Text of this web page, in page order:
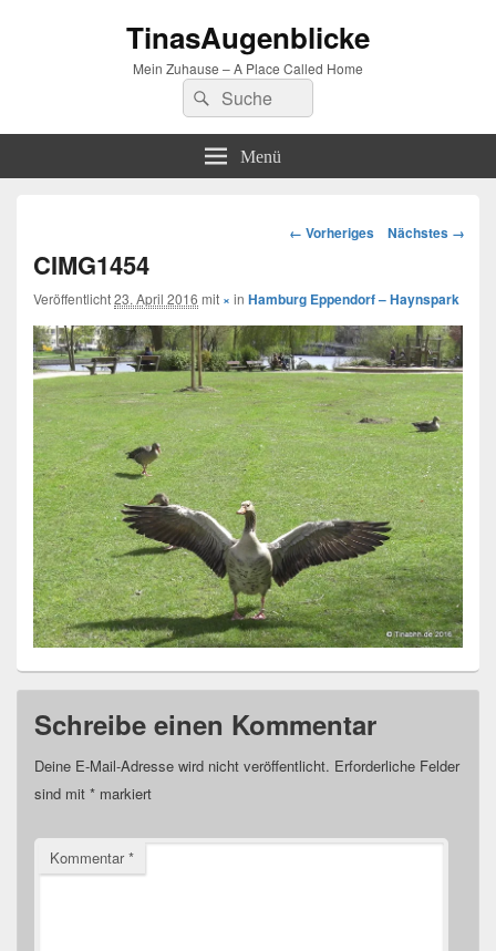
TinasAugenblicke
Mein Zuhause – A Place Called Home
Suchen
nach:
Suchen
Menü
Bilder-
← Vorheriges Nächstes →
CIMG1454
Veröffentlicht23. April 2016 mit × in Hamburg Eppendorf – Haynspark
Schreibe einen Kommentar
Deine E-Mail-Adresse wird nicht veröffentlicht. Erforderliche Felder
sind mit * markiert
Kommentar*